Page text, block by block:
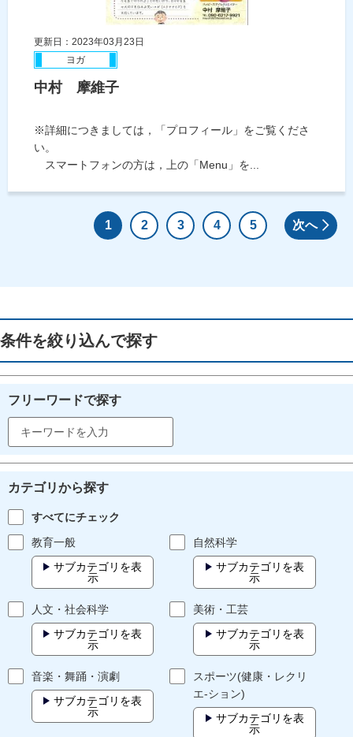
更新日：2023年03月23日
ヨガ
中村 摩維子
※詳細につきましては，「プロフィール」をご覧くださ
い。
スマートフォンの方は，上の「Menu」を...
1 2 3 4 5 次へ
条件を絞り込んで探す
フリーワードで探す
カテゴリから探す
すべてにチェック
教育一般
サブカテゴリを表
示
自然科学
サブカテゴリを表
示
人文・社会科学
サブカテゴリを表
示
美術・工芸
サブカテゴリを表
示
音楽・舞踊・演劇
サブカテゴリを表
示
スポーツ(健康・レクリ
エ-ション)
サブカテゴリを表
示